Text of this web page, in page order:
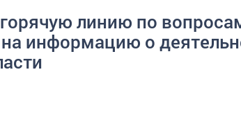
линию по
информацию о